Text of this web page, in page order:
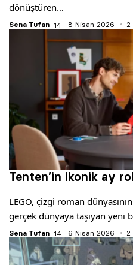
dönüştüren…
Sena Tufan 8 Nisan 2026 2
Tenten’in ikonik ay
LEGO, çizgi roman
gerçek dünyaya taşıyan yeni
Sena Tufan 6 Nisan 2026 2